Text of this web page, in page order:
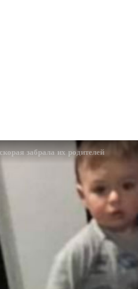
забрала их родителей